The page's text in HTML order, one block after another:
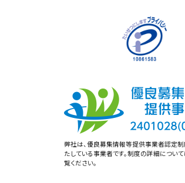
弊社は、優良募集情報等提供事業者認定
たしている事業者です。制度の詳細につい
覧ください。